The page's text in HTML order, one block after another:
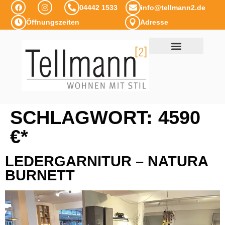
04442 1533
info@tellmann2.de
Öffnungszeiten
Adresse
SCHLAGWORT: 4590
€*
LEDERGARNITUR – NATURA
BURNETT